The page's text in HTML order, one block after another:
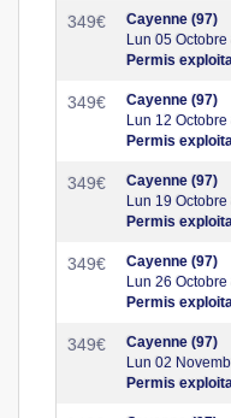
349€
Cayenne (97)
Lun 05
Permis
349€
Cayenne (97)
Lun 12
Permis
349€
Cayenne (97)
Lun 19
Permis
349€
Cayenne (97)
Lun 26
Permis
349€
Cayenne (97)
Lun 02
Permis